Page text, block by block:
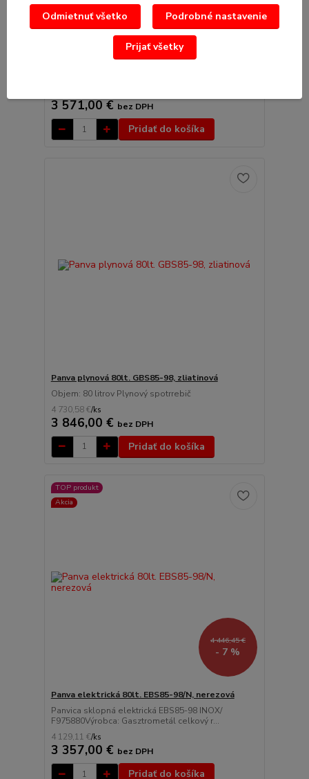
4 730,58 €
- 7 %
Panva plynová 80lt. GBS85-98, nerezová / F975890
3 571,00 € bez DPH
Pridať do košíka
Panva plynová 80lt. GBS85-98, zliatinová
Objem: 80 litrov Plynový spotrrebič
4 730,58 €/ks
3 846,00 € bez DPH
Pridať do košíka
TOP produkt
Akcia
4 446,45 €
- 7 %
Panva elektrická 80lt. EBS85-98/N, nerezová
Panvica sklopná elektrická EBS85-98 INOX/
F975880Výrobca: Gasztrometál celkový r...
4 129,11 €/ks
3 357,00 € bez DPH
Pridať do košíka
Odmietnuť všetko Podrobné nastavenie
Prijať všetky